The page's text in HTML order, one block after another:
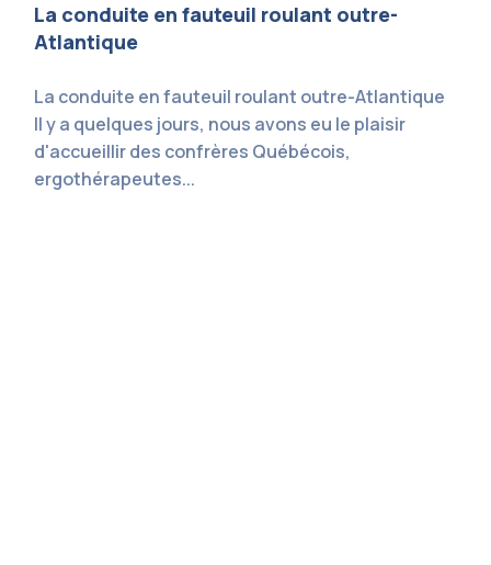
La conduite en fauteuil roulant outre-
Atlantique
La conduite en fauteuil roulant outre-Atlantique
Il y a quelques jours, nous avons eu le plaisir
d'accueillir des confrères Québécois,
ergothérapeutes...